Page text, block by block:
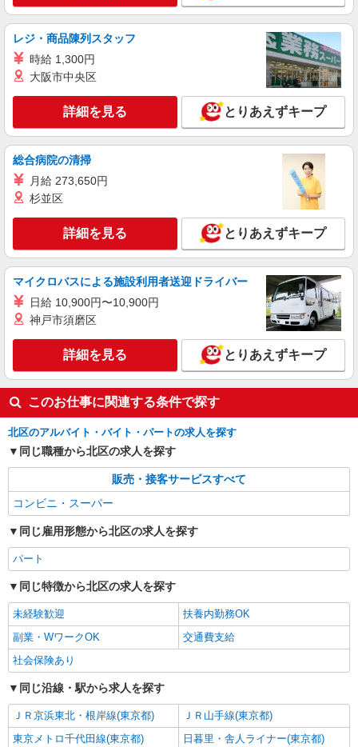
キープ 詳細を見る
レジ・商品陳列スタッフ
時給 1,300円
大阪市中央区
詳細を見る とりあえずキープ
総合病院の清掃
月給 273,650円
杉並区
詳細を見る とりあえずキープ
マイクロバスによる施設利用者送迎ドライバー
日給 10,900円〜10,900円
神戸市須磨区
詳細を見る とりあえずキープ
このお仕事に関連する条件で探す
北区のアルバイト・バイト・パートの求人を探す
同じ職種から北区の求人を探す
販売・接客サービスすべて
コンビニ・スーパー
同じ雇用形態から北区の求人を探す
パート
同じ特徴から北区の求人を探す
未経験歓迎
扶養内勤務OK
副業・WワークOK
交通費支給
社会保険あり
同じ沿線・駅から求人を探す
ＪＲ京浜東北・根岸線(東京都)
ＪＲ山手線(東京都)
東京メトロ千代田線(東京都)
日暮里・舎人ライナー(東京都)